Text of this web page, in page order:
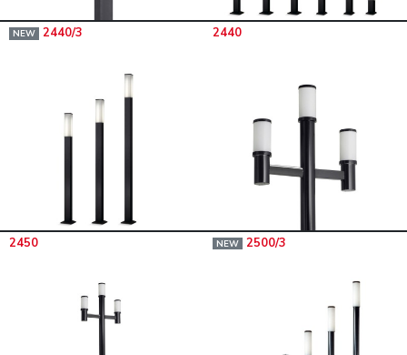
NEW 2440/3 2440
2450 NEW 2500/3